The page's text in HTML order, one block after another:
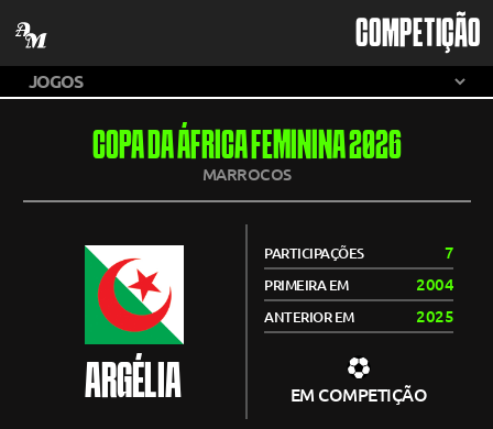
COMPETIÇÃO
COPA DA ÁFRICA FEMININA 2026
MARROCOS
ARGÉLIA
PARTICIPAÇÕES 7
PRIMEIRA EM 2004
ANTERIOR EM 2025
EM COMPETIÇÃO